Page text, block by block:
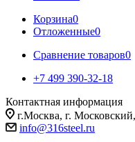
Корзина0
Отложенные0
Сравнение товаров0
+7 499 390-32-18
Контактная информация
г.Москва, г.
info@316steel.ru